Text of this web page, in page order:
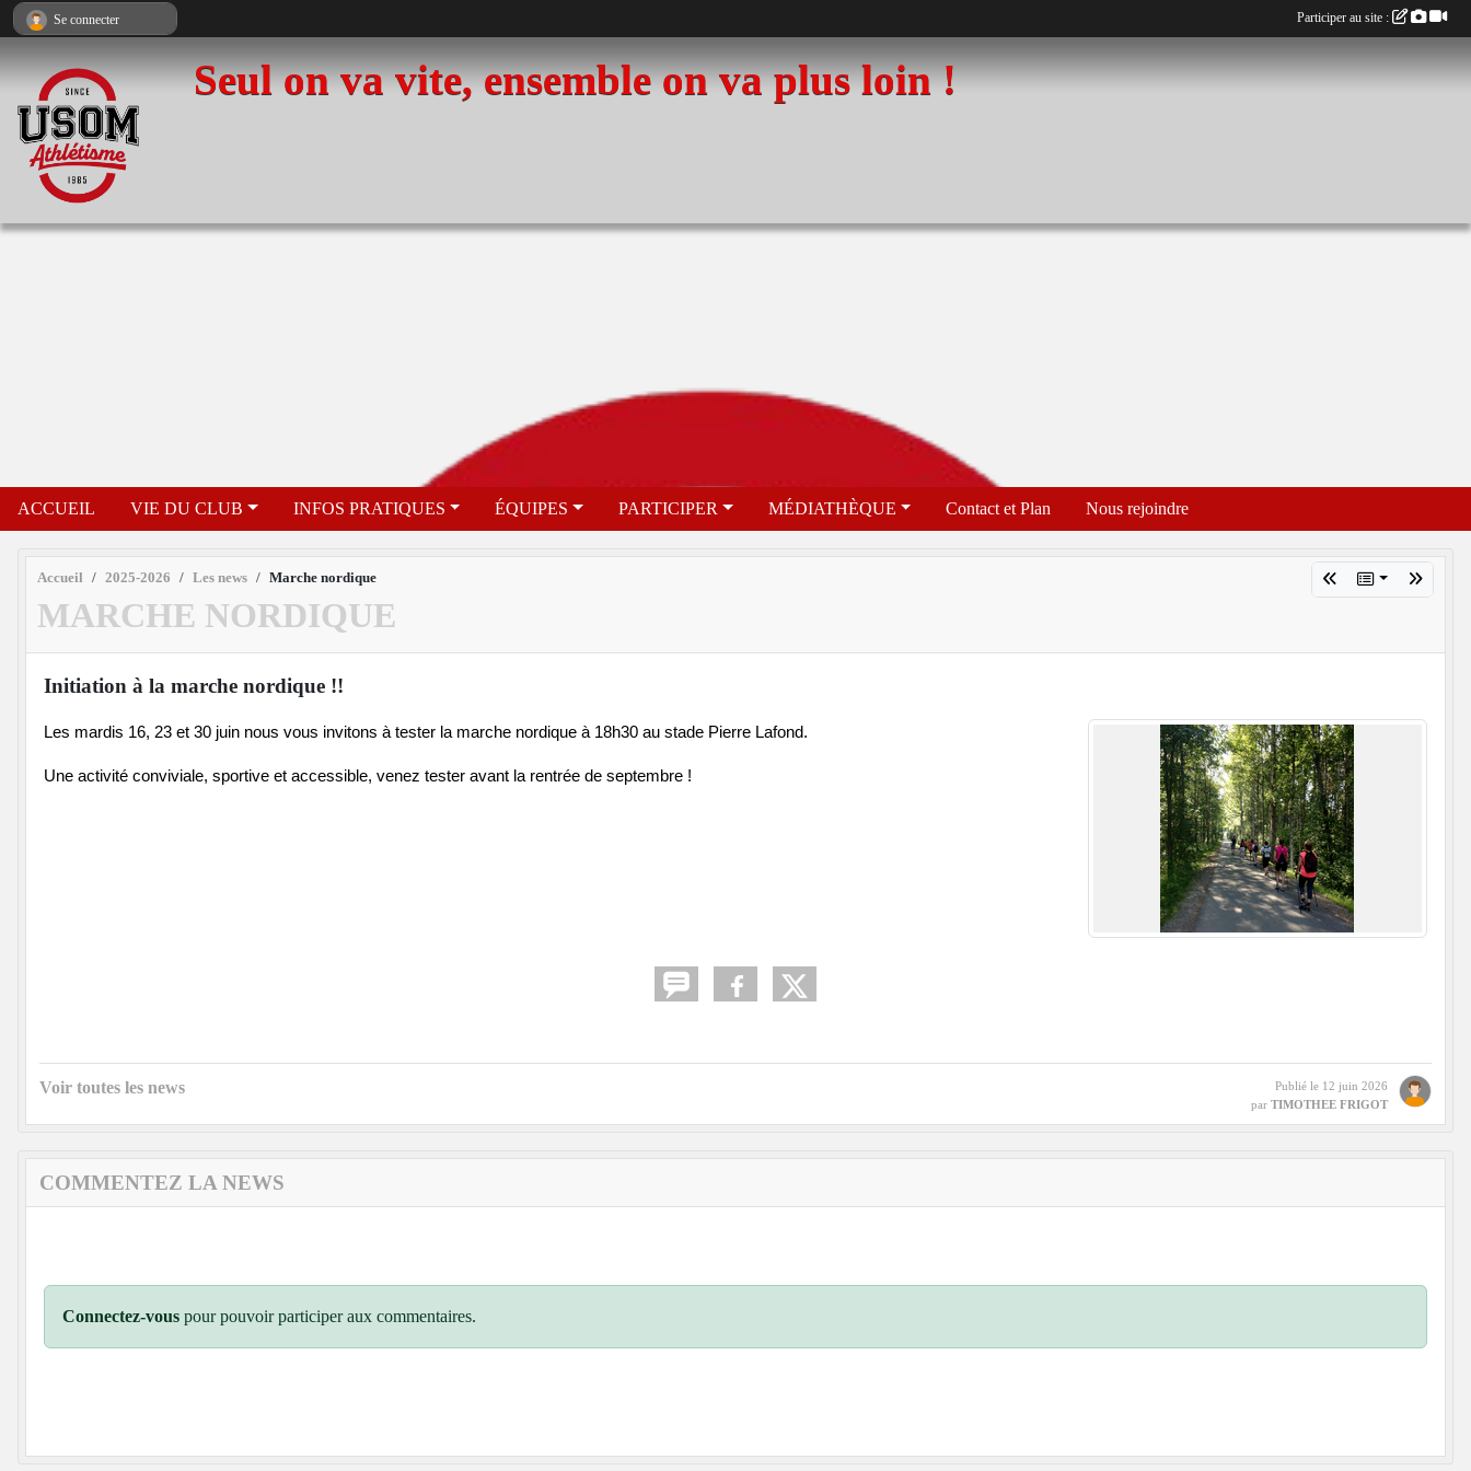
Seul on va vite, ensemble on va plus loin !
ACCUEIL VIE DU CLUB INFOS PRATIQUES ÉQUIPES PARTICIPER MÉDIATHÈQUE Contact et Plan Nous rejoindre
Accueil 2025-2026 Les news Marche nordique
MARCHE NORDIQUE
Initiation à la marche nordique !!
Les mardis 16, 23 et 30 juin nous vous invitons à tester la marche nordique à 18h30 au stade Pierre Lafond.
Une activité conviviale, sportive et accessible, venez tester avant la rentrée de septembre !
Voir toutes les news Publié le 12 juin 2026
par TIMOTHEE FRIGOT
COMMENTEZ LA NEWS
Connectez-vous pour pouvoir participer aux commentaires.
Se connecter Participer au site :
Panneau de gestion des cookies